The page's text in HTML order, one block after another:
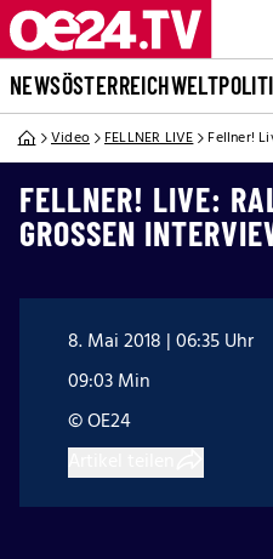
NEWSÖSTERREICHWELT
Video FELLNER LIVE Fellner!
FELLNER! LIVE:
GROSSEN
8. Mai 2018 | 06:35 Uhr
09:03 Min
© OE24